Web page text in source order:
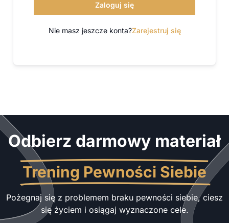
Zaloguj się
Nie masz jeszcze konta?Zarejestruj się
Odbierz darmowy materiał
Trening Pewności Siebie
Pożegnaj się z problemem braku pewności siebie, ciesz
się życiem i osiągaj wyznaczone cele.